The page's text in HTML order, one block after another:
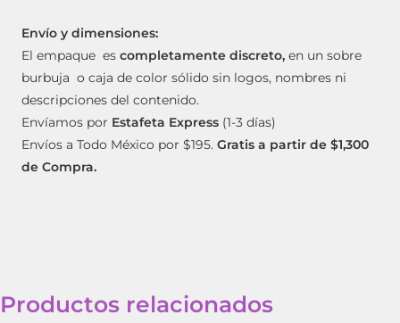
Envío y dimensiones:
El empaque es completamente discreto, en un sobre
burbuja o caja de color sólido sin logos, nombres ni
descripciones del contenido.
Envíamos por Estafeta Express (1-3 días)
Envíos a Todo México por $195. Gratis a partir de $1,300
de Compra.
Productos relacionados